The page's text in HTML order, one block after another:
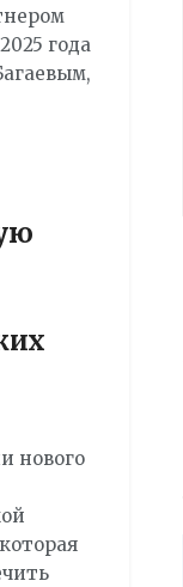
года
нового